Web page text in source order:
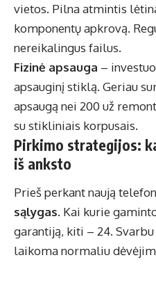
vietos. Pilna atmintis
komponentų apkrovą.
nereikalingus failus.
Fizinė apsauga –
apsauginį stiklą. Geriau
apsaugą nei 200 už
su stikliniais korpusais.
Pirkimo strategijos:
iš anksto
Prieš perkant naują
sąlygas. Kai kurie
garantiją, kiti – 24.
laikoma normaliu